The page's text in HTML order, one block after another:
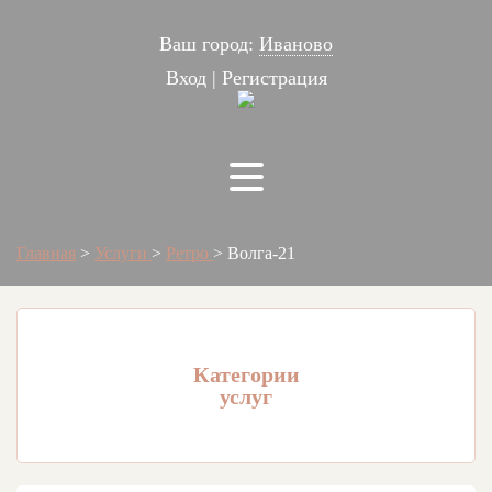
Ваш город: Иваново
Вход| Регистрация
Главная > Услуги > Ретро > Волга-21
Категории
услуг